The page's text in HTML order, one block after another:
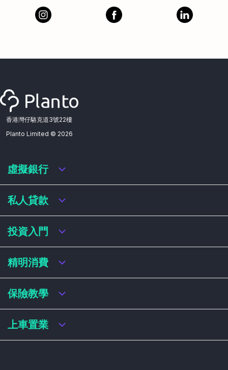
香港灣仔駱克道3號22樓
Planto Limited © 2026
虛擬銀行
虛擬銀行迎新優惠
虛擬銀行存款利率比較
虛擬銀行銀扣賬卡 / 信用卡
虛擬銀行貸款
私人貸款
私人貸款年利率比較
網上即批貸款
結餘轉戶
稅務貸款
財務公司貸款
投資入門
港股戶口收費及迎新優惠
基金平台比較
買加密貨幣教學
精明消費
網購信用卡
飛行里數信用卡
學生信用卡
保險教學
買保險基本概念
上車置業